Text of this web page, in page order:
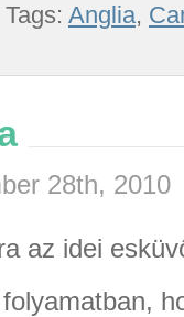
Tags: Anglia,
28th, 2010
az idei